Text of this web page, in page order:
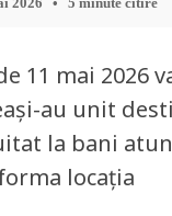
11 mai 2026
au unit
la bani
locația